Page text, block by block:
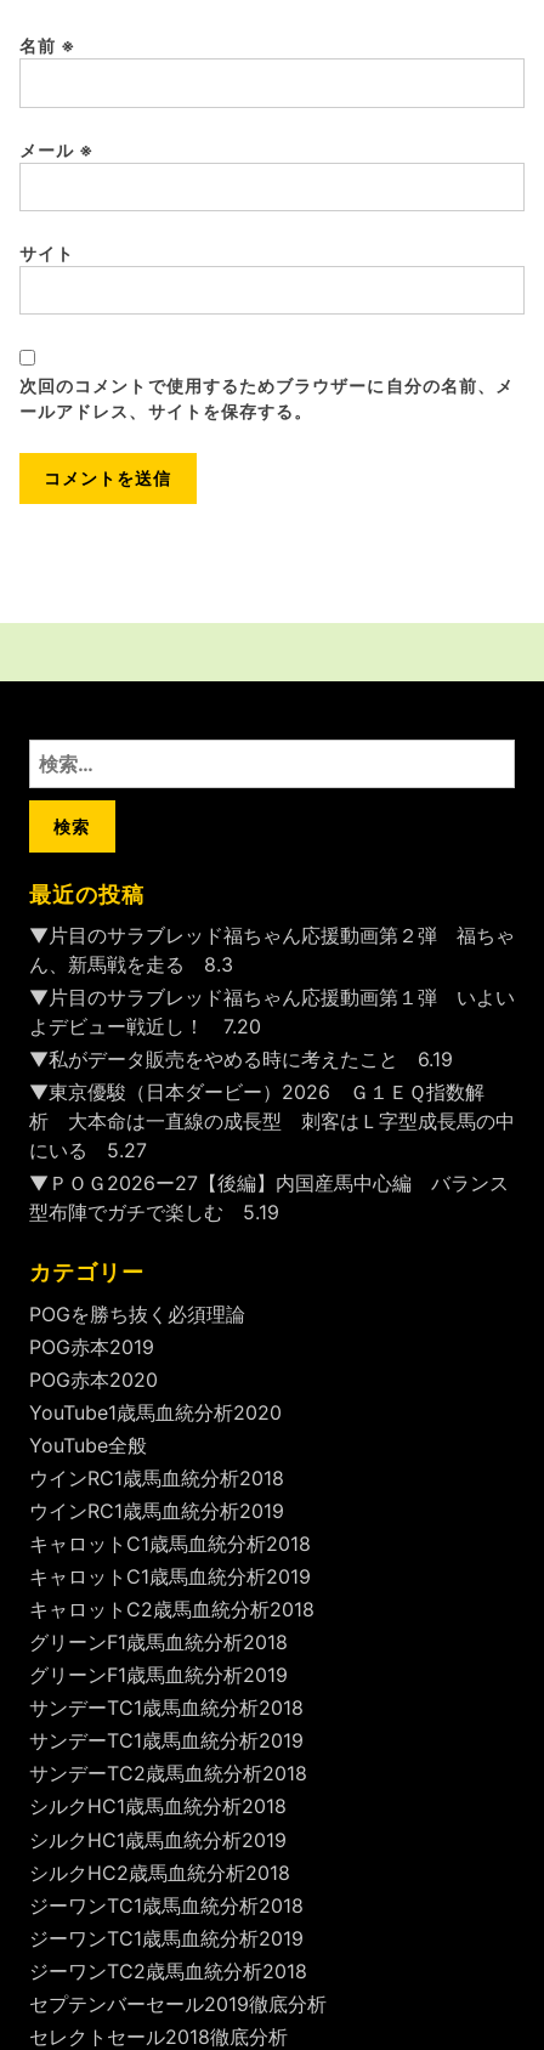
名前 ※
メール ※
サイト
次回のコメントで使用するためブラウザーに自分の名前、メ
ールアドレス、サイトを保存する。
検
索:
最近の投稿
▼片目のサラブレッド福ちゃん応援動画第２弾 福ちゃ
ん、新馬戦を走る 8.3
▼片目のサラブレッド福ちゃん応援動画第１弾 いよい
よデビュー戦近し！ 7.20
▼私がデータ販売をやめる時に考えたこと 6.19
▼東京優駿（日本ダービー）2026 Ｇ１ＥＱ指数解
析 大本命は一直線の成長型 刺客はＬ字型成長馬の中
にいる 5.27
▼ＰＯＧ2026ー27【後編】内国産馬中心編 バランス
型布陣でガチで楽しむ 5.19
カテゴリー
POGを勝ち抜く必須理論
POG赤本2019
POG赤本2020
YouTube1歳馬血統分析2020
YouTube全般
ウインRC1歳馬血統分析2018
ウインRC1歳馬血統分析2019
キャロットC1歳馬血統分析2018
キャロットC1歳馬血統分析2019
キャロットC2歳馬血統分析2018
グリーンF1歳馬血統分析2018
グリーンF1歳馬血統分析2019
サンデーTC1歳馬血統分析2018
サンデーTC1歳馬血統分析2019
サンデーTC2歳馬血統分析2018
シルクHC1歳馬血統分析2018
シルクHC1歳馬血統分析2019
シルクHC2歳馬血統分析2018
ジーワンTC1歳馬血統分析2018
ジーワンTC1歳馬血統分析2019
ジーワンTC2歳馬血統分析2018
セプテンバーセール2019徹底分析
セレクトセール2018徹底分析